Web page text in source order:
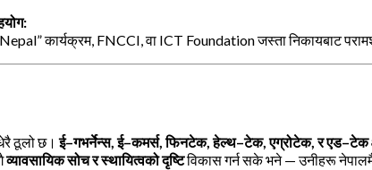
कार्यक्रम, FNCCI, वा ICT Foundation जस्ता निकायबाट
ठूलो छ।ई–गभर्नेन्स, ई–कमर्स, फिनटेक, हेल्थ–टेक, एग्रोटेक, र एड–टेक
व्यावसायिक सोच र स्थायित्वको दृष्टिविकास गर्न सके भने — उनीहरू